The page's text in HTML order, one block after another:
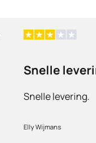
Snelle
Snelle levering.
Elly Wijmans